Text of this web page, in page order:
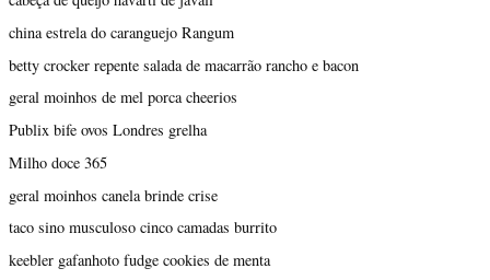
china estrela do caranguejo Rangum
betty crocker repente salada de macarrão rancho e bacon
geral moinhos de mel porca cheerios
Publix bife ovos Londres grelha
Milho doce 365
geral moinhos canela brinde crise
taco sino musculoso cinco camadas burrito
keebler gafanhoto fudge cookies de menta